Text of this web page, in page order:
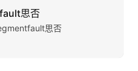
思否
思否